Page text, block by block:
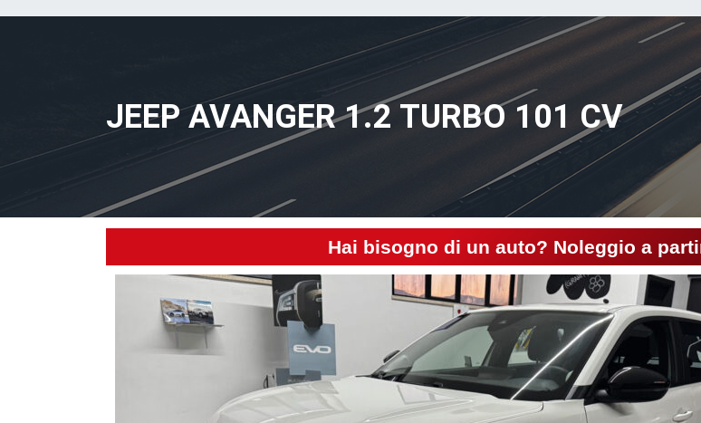
JEEP AVANGER 1.2 TURBO 101 CV
Hai bisogno di un auto? Noleggio a